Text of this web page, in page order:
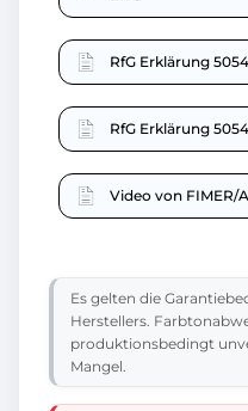
RfG Erklärung
RfG Erklärung
Video von FIMER/
Es gelten die
Herstellers.
produktionsbedingt
Mangel.